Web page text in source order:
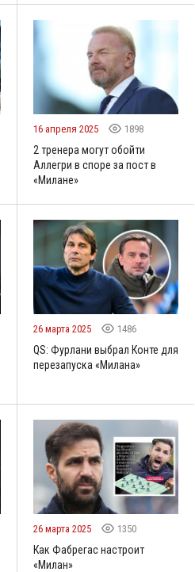
16 апреля 2025 1898
2 тренера могут обойти
Аллегри в споре за пост в
«Милане»
26 марта 2025 1486
QS: Фурлани выбрал Конте для
перезапуска «Милана»
26 марта 2025 1350
Как Фабрегас настроит
«Милан»